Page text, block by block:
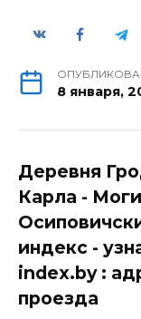
8 января,
Деревня
Карла -
индекс -
index.by :
проезда